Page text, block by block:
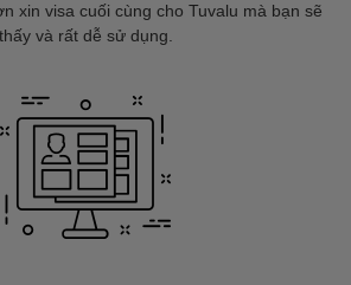
xin visa cuối cùng cho Tuvalu mà bạn sẽ
thấy và rất dễ sử dụng.